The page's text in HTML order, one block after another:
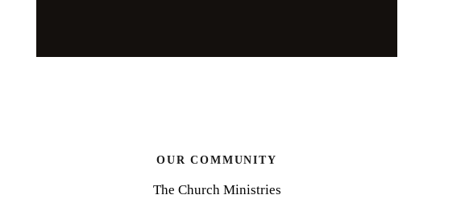
OUR COMMUNITY
The Church Ministries